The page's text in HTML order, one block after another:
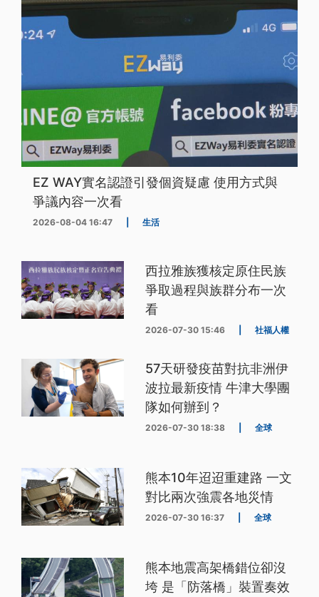
EZ WAY實名認證引發個資疑慮 使用方式與
爭議內容一次看
2026-08-04 16:47 生活
西拉雅族獲核定原住民族
爭取過程與族群分布一次
看
2026-07-30 15:46 社福人權
57天研發疫苗對抗非洲伊
波拉最新疫情 牛津大學團
隊如何辦到？
2026-07-30 18:38 全球
熊本10年迢迢重建路 一文
對比兩次強震各地災情
2026-07-30 16:37 全球
熊本地震高架橋錯位卻沒
垮 是「防落橋」裝置奏效